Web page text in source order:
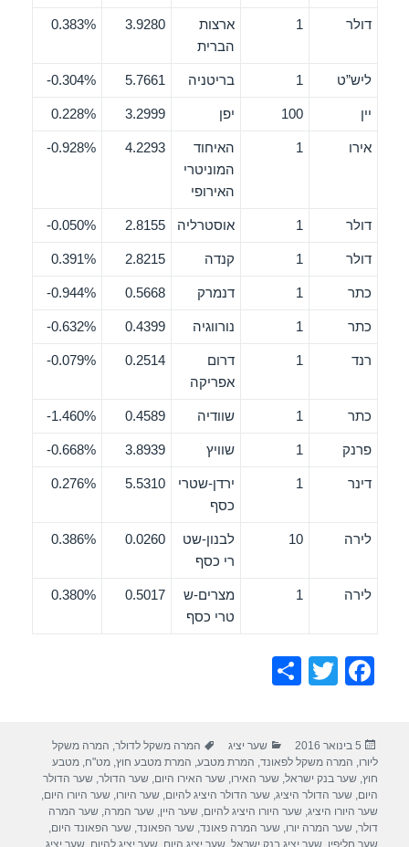
דולר 1
ארצות
הברית
3.9280
0.383%
ליש”ט 1 בריטניה 5.7661
0.304%-
יין 100 יפן 3.2999
0.228%
אירו 1
האיחוד
המוניטרי
האירופי
4.2293
0.928%-
דולר 1 אוסטרליה 2.8155
0.050%-
דולר 1 קנדה 2.8215
0.391%
כתר 1 דנמרק 0.5668
0.944%-
כתר 1 נורווגיה 0.4399
0.632%-
רנד 1
דרום
אפריקה
0.2514
0.079%-
כתר 1 שוודיה 0.4589
1.460%-
פרנק 1 שוויץ 3.8939
0.668%-
דינר 1
ירדן-שטרי
כסף
5.5310
0.276%
לירה 10
לבנון-שט
רי כסף
0.0260
0.386%
לירה 1
מצרים-ש
טרי כסף
0.5017
0.380%
F
e
b
o
T
er
e
פורסם
בתאריך
5 בינואר 2016 קטגוריות
שער יציג תגיות
המרה משקל לדולר, המרה משקל
ליורו, המרה משקל לפאונד, המרת מטבע, המרת מטבע חוץ,מט"ח,מטבע
חוץ,שער בנק ישראל,שער האירו,שער האירו היום,שער הדולר,שער הדולר
היום,שער הדולר היציג,שער הדולר היציג להיום,שער היורו,שער היורו היום,
שער היורו היציג,שער היורו היציג להיום,שער היין,שער המרה,שער המרה
דולר,שער המרה יורו,שער המרה פאונד,שער הפאונד,שער הפאונד היום,
שער חליפין,שער יציג בנק ישראל,שער יציג היום,שער יציג להיום,שער יציג